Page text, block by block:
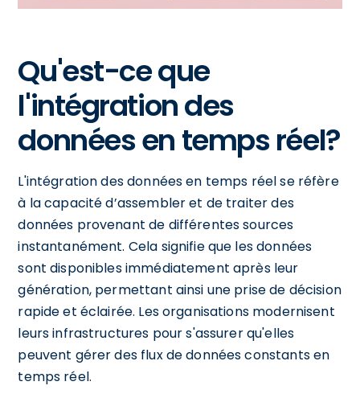
Qu'est-ce que
l'intégration des
données en temps réel?
L'intégration des données en temps réel se réfère
à la capacité d’assembler et de traiter des
données provenant de différentes sources
instantanément. Cela signifie que les données
sont disponibles immédiatement après leur
génération, permettant ainsi une prise de décision
rapide et éclairée. Les organisations modernisent
leurs infrastructures pour s'assurer qu'elles
peuvent gérer des flux de données constants en
temps réel.